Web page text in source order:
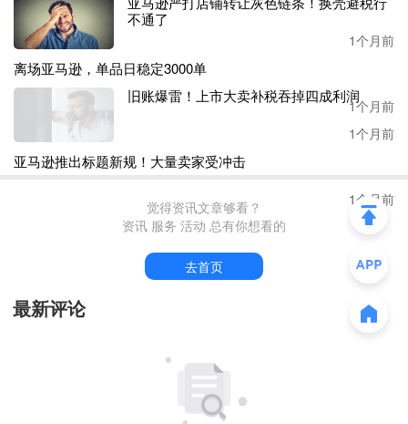
开发出冰丝凉感内裤、速干袜子、防晒儿童外套等单品，其
中一款儿童棒球服单SKU单店单月销量达七八百单，单品可
装满整柜出海。
与此同时，团队在品牌营销布局上也没少下功夫。线上，团
队同步运营
Shopee Live和Shopee Video，早期单日单店直播
成交量就高达140单；线下，成宝奇和团队成员还积极赞助
菲律宾中小学篮球赛、泰国商超快闪店、新加坡线下专柜
三、依托本地化履约布局，实现高速增长
随着行业进入深度发展阶段，物流履约、供应链效率和本地
化能力正成为决定长期发展的关键因素。过去十年间，
ee也持续投入物流网络、海外仓体系及本地化服务建设，为
从创业之初，成宝奇及合伙人就深知本地化履约对于东南亚
“站在消费者的角度，每个人都希望今天
不通了
1个月前
离场亚马逊，单品日稳定3000单
1个月前
旧账爆雷！上市大卖补税吞掉四成利润
1个月前
亚马逊推出标题新规！大量卖家受冲击
1个月前
觉得资讯文章够看？
资讯 服务 活动 总有你想看的
去首页
最新评论